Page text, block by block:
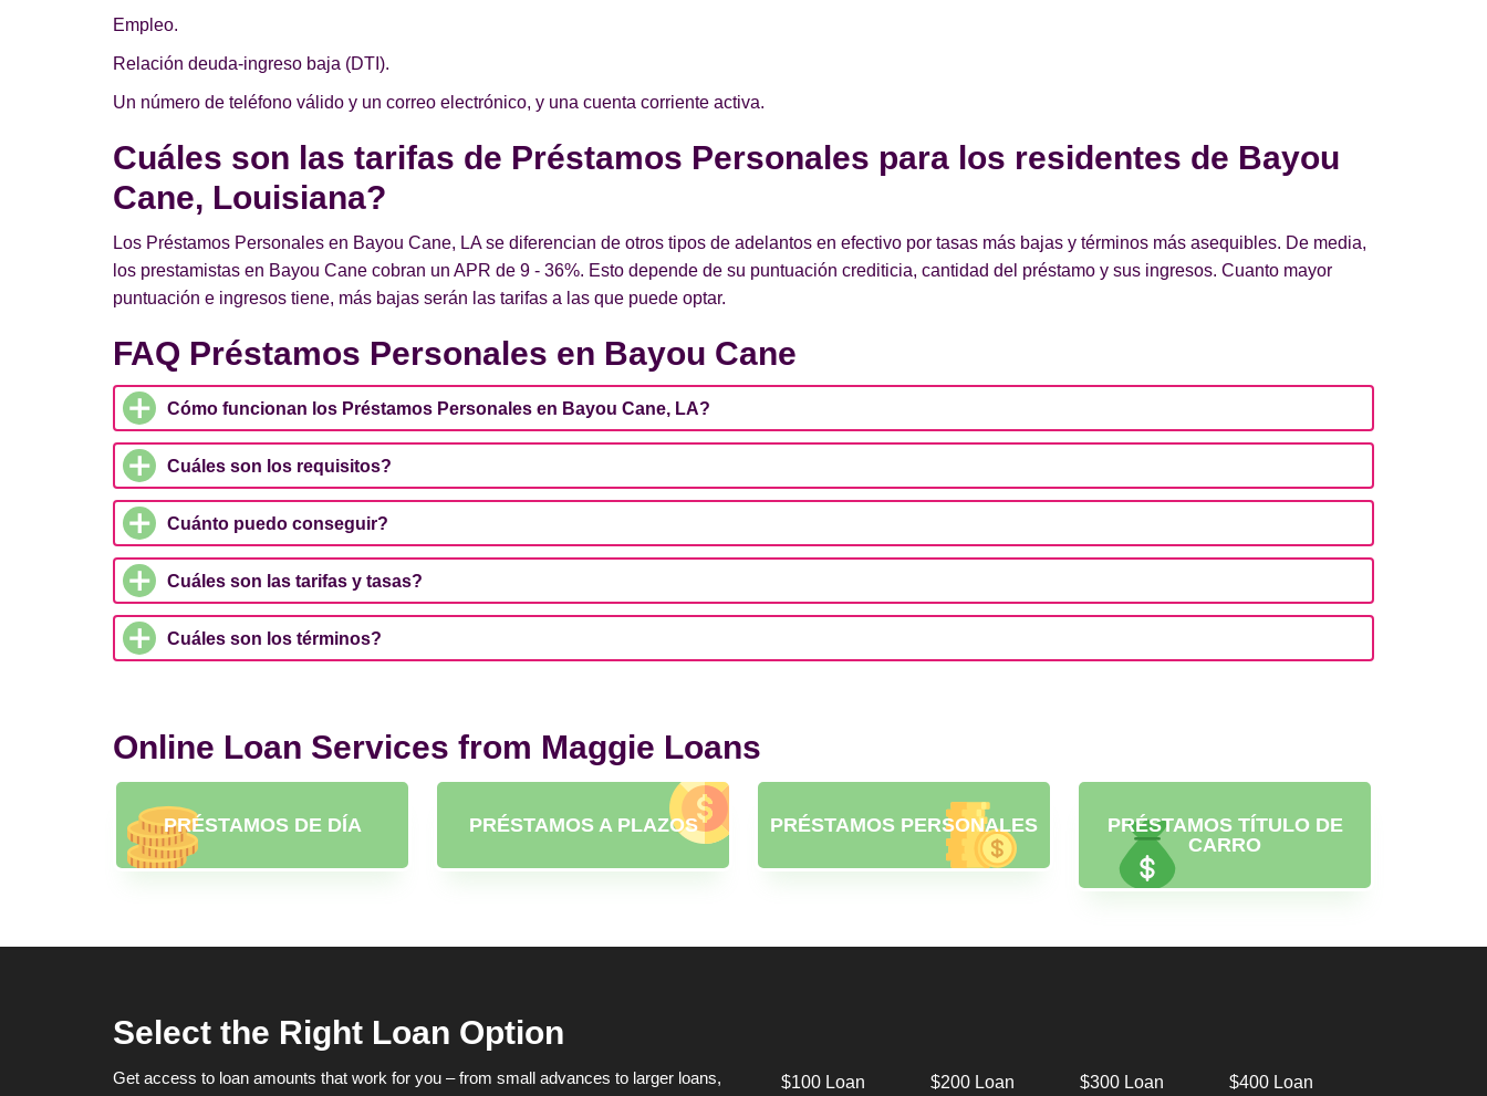
Empleo.
Relación deuda-ingreso baja (DTI).
Un número de teléfono válido y un correo electrónico, y una cuenta corriente activa.
Cuáles son las tarifas de Préstamos Personales para los residentes de Bayou
Cane, Louisiana?
Los Préstamos Personales en Bayou Cane, LA se diferencian de otros tipos de adelantos en efectivo por tasas más bajas y términos más asequibles. De media,
los prestamistas en Bayou Cane cobran un APR de 9 - 36%. Esto depende de su puntuación crediticia, cantidad del préstamo y sus ingresos. Cuanto mayor
puntuación e ingresos tiene, más bajas serán las tarifas a las que puede optar.
FAQ Préstamos Personales en Bayou Cane
Cómo funcionan los Préstamos Personales en Bayou Cane, LA?
Cuáles son los requisitos?
Cuánto puedo conseguir?
Cuáles son las tarifas y tasas?
Cuáles son los términos?
Online Loan Services from Maggie Loans
PRÉSTAMOS DE DÍA PRÉSTAMOS A PLAZOS PRÉSTAMOS PERSONALES
PRÉSTAMOS TÍTULO DE
CARRO
Select the Right Loan Option
Get access to loan amounts that work for you – from small advances to larger loans, $100 Loan $200 Loan $300 Loan $400 Loan